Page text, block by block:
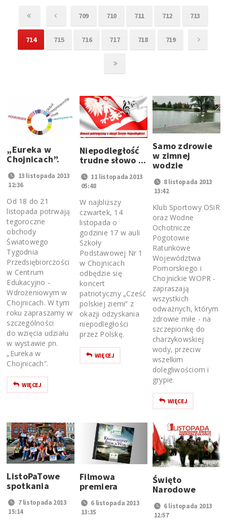
709 710 711 712 713
714 715 716 717 718 719
„Eureka w
Chojnicach”.
13 listopada 2013
12:36
Od 18 do 21
listopada potrwają
tegoroczne
obchody
Światowego
Tygodnia
Przedsiębiorczości
w Centrum
Edukacyjno -
Wdrożeniowym w
Chojnicach. W tym
roku zapraszamy w
szczególności
do wzięcia udziału
w wystawie pn.
„Eureka w
Chojnicach”.
WIĘCEJ
Niepodległość
trudne słowo ...
11 listopada 2013
05:48
W najbliższy
czwartek, 14
listopada o
godzinie 17 w auli
Szkoły
Podstawowej Nr 1
w Chojnicach
odbędzie się
koncert
patriotyczny „Cześć
polskiej ziemi” z
okazji odzyskania
niepodległości
przez Polskę.
WIĘCEJ
Samo zdrowie
w zimnej
wodzie
8 listopada 2013
13:42
Klub Sportowy OSiR
oraz Wodne
Ochotnicze
Pogotowie
Ratunkowe
Województwa
Pomorskiego i
Chojnickie WOPR -
zapraszają
wszystkich
odważnych, którym
zdrowie miłe - na
szczepionkę do
charzykowskiej
wody, przeciw
wszelkim
dolegliwościom i
grypie.
WIĘCEJ
ListoPaTowe
spotkania
7 listopada 2013
15:14
Filmowa
premiera
6 listopada 2013
13:35
Święto
Narodowe
6 listopada 2013
12:57